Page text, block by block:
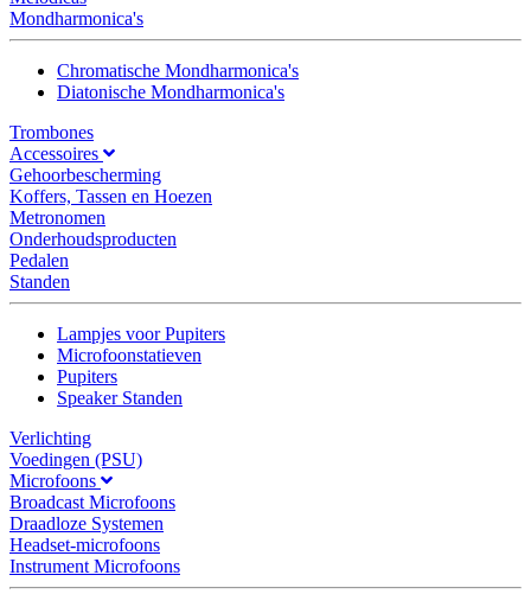
Mondharmonica's
Chromatische Mondharmonica's
Diatonische Mondharmonica's
Trombones
Accessoires
Gehoorbescherming
Koffers, Tassen en Hoezen
Metronomen
Onderhoudsproducten
Pedalen
Standen
Lampjes voor Pupiters
Microfoonstatieven
Pupiters
Speaker Standen
Verlichting
Voedingen (PSU)
Microfoons
Broadcast Microfoons
Draadloze Systemen
Headset-microfoons
Instrument Microfoons